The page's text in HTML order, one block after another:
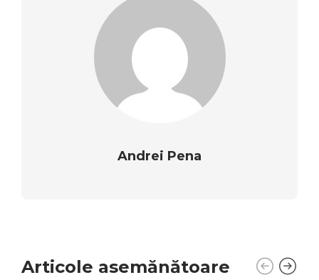
Andrei Pena
Articole asemănătoare